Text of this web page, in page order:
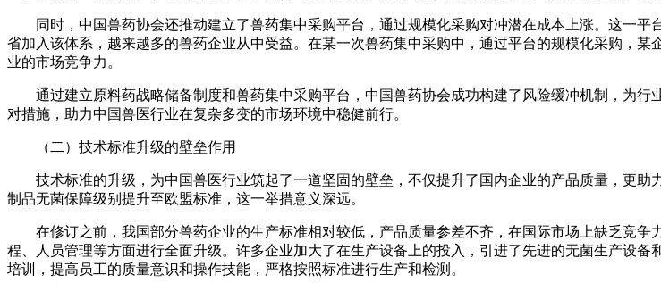
同时，中国兽药协会还推动建立了兽药集中采购平台，通过规模化采购对冲潜在成本上涨。这一
省加入该体系，越来越多的兽药企业从中受益。在某一次兽药集中采购中，通过平台的规模化采购，
业的市场竞争力。
通过建立原料药战略储备制度和兽药集中采购平台，中国兽药协会成功构建了风险缓冲机制，为
对措施，助力中国兽医行业在复杂多变的市场环境中稳健前行。
（二）技术标准升级的壁垒作用
技术标准的升级，为中国兽医行业筑起了一道坚固的壁垒，不仅提升了国内企业的产品质量，更
制品无菌保障级别提升至欧盟标准，这一举措意义深远。
在修订之前，我国部分兽药企业的生产标准相对较低，产品质量参差不齐，在国际市场上缺乏竞
程、人员管理等方面进行全面升级。许多企业加大了在生产设备上的投入，引进了先进的无菌生产设
培训，提高员工的质量意识和操作技能，严格按照标准进行生产和检测。